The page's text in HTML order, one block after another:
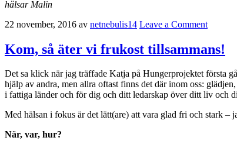
hälsar Malin
22 november, 2016 av netnebulis14 Leave a Comment
Kom, så äter vi frukost tillsammans!
Det sa klick när jag träffade Katja på Hungerprojektet första
hjälp av andra, men allra oftast finns det där inom oss:
i fattiga länder och för dig och ditt ledarskap över ditt liv och
Med hälsan i fokus är det lätt(are) att vara glad fri och stark –
När, var, hur?